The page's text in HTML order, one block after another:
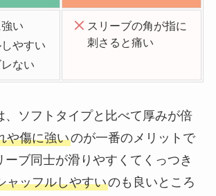
い
やすい
ない
スリーブの角が指に
刺さると痛い
、ソフトタイプと比べて厚みが倍
や傷に強いのが一番のメリットで
ーブ同士が滑りやすくてくっつき
ャッフルしやすいのも良いところ